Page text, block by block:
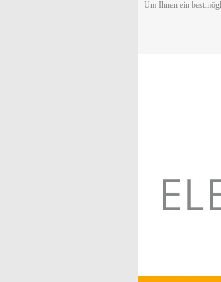
Um Ihnen ein